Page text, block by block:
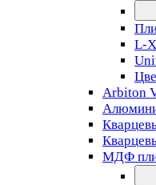
L-
Arbiton
МДФ